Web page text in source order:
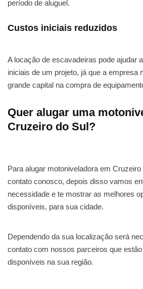
período de aluguel.
Custos iniciais reduzidos
A locação de escavadeiras pode ajudar
iniciais de um projeto, já que a empresa
grande capital na compra de
Quer alugar uma
Cruzeiro do Sul?
Para alugar motoniveladora em
contato conosco, depois disso vamos
necessidade e te mostrar as melhores
disponíveis, para sua cidade.
Dependendo da sua localização será
contato com nossos parceiros que
disponíveis na sua região.